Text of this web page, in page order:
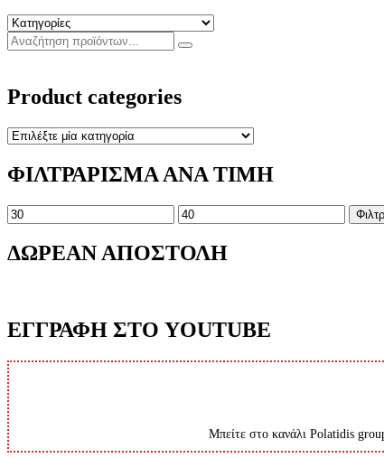
Product categories
ΦΙΛΤΡΑΡΙΣΜΑ ΑΝΑ ΤΙΜΗ
Ελάχιστη
τιμή
Μέγιστη
τιμή
ΔΩΡΕΑΝ ΑΠΟΣΤΟΛΗ
ΕΓΓΡΑΦΗ ΣΤΟ YOUTUBE
Μπείτε στο κανάλι Polatidis